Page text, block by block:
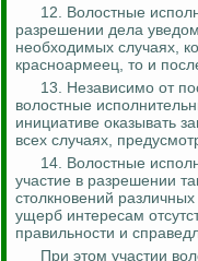
12. Волостные
разрешении дела
необходимых случаях,
красноармеец, то и
13. Независимо от
волостные
инициативе оказывать
всех случаях,
14. Волостные
участие в разрешении
столкновений
ущерб интересам
правильности и
При этом участии